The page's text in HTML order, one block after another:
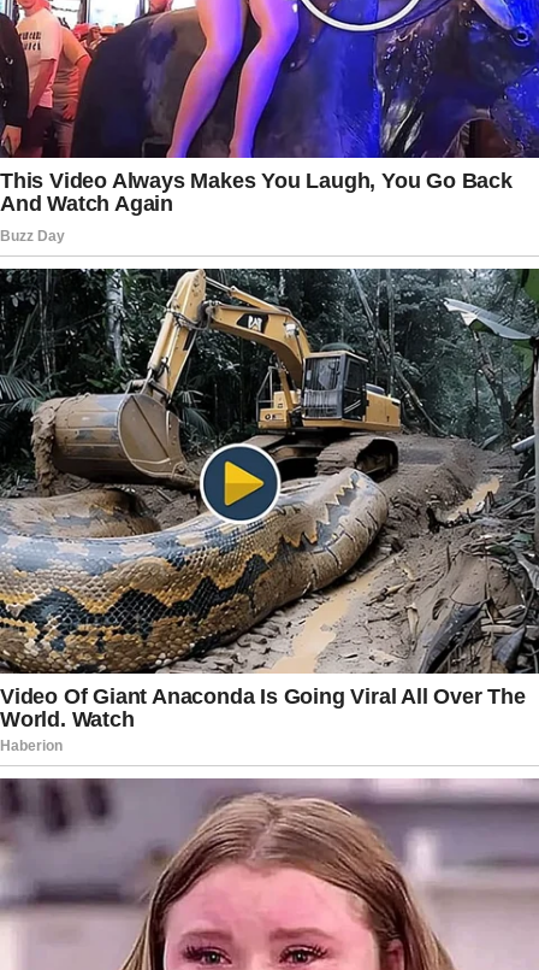
grupo político nos próximos meses.